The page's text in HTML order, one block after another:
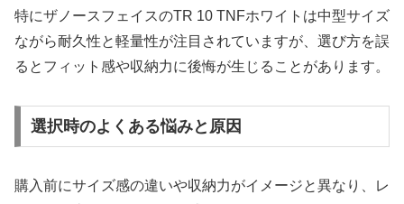
特にザノースフェイスのTR 10 TNFホワイトは中型サイズ
ながら耐久性と軽量性が注目されていますが、選び方を誤
るとフィット感や収納力に後悔が生じることがあります。
選択時のよくある悩みと原因
購入前にサイズ感の違いや収納力がイメージと異なり、レ